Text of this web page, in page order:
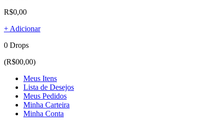
R$0,00
+ Adicionar
0 Drops
(R$00,00)
Meus Itens
Lista de Desejos
Meus Pedidos
Minha Carteira
Minha Conta